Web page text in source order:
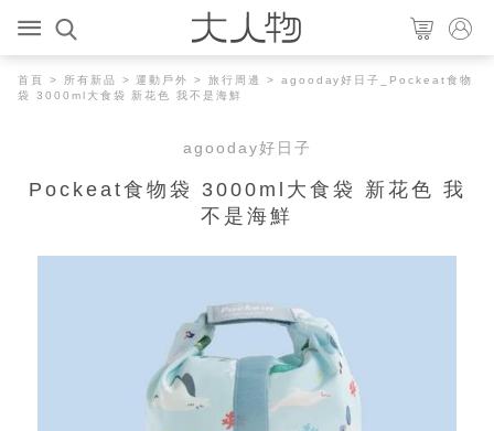
首頁 > 所有新品 > 運動戶外 >旅行周邊
> agooday好日子_Pockeat食物
袋 3000ml大食袋 新花色 我不是海鮮
agooday好日子
Pockeat食物袋 3000ml大食袋 新花色 我
不是海鮮